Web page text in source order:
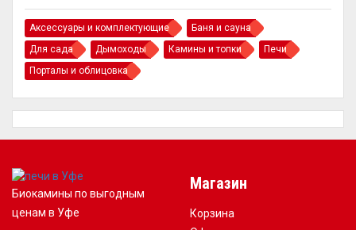
Аксессуары и комплектующие
Баня и сауна
Для сада
Дымоходы Камины и топки
Печи
Порталы и облицовка
Биокамины по выгодным
ценам в Уфе
Магазин
Корзина